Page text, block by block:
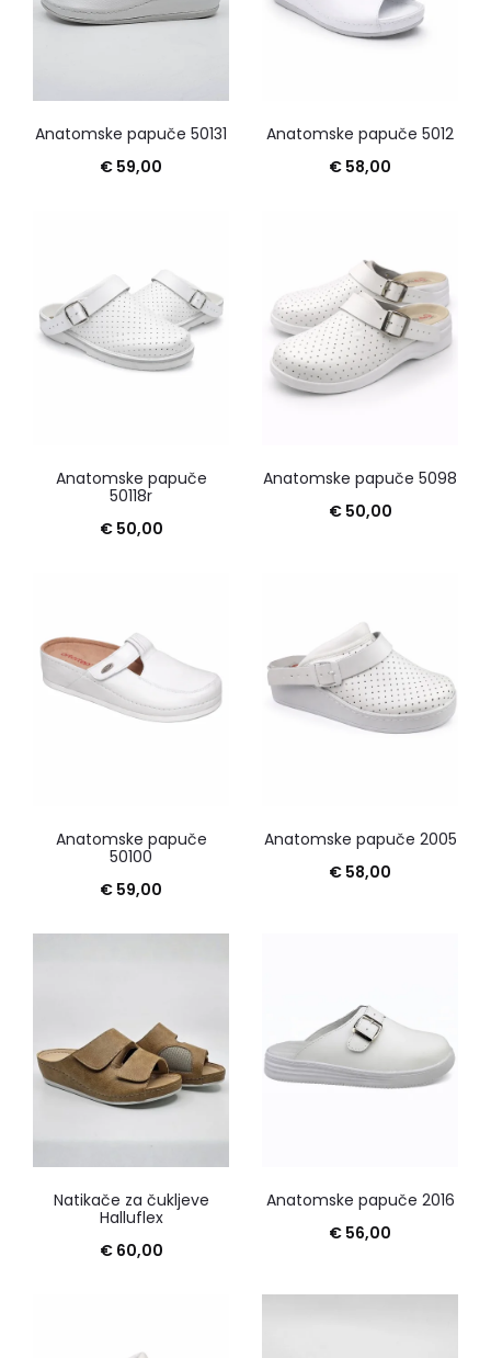
Anatomske papuče 50131
€ 59,00
Anatomske papuče 5012
€ 58,00
Anatomske papuče
50118r
€50,00
Anatomske papuče 5098
€50,00
Anatomske papuče
50100
€ 59,00
Anatomske papuče 2005
€ 58,00
Natikače za čukljeve
Halluflex
€60,00
Anatomske papuče 2016
€ 56,00